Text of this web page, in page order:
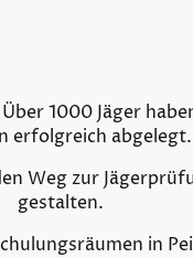
1000 Jäger
erfolgreich abgelegt.
Weg zur
gestalten.
in